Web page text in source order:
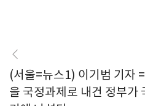
(서울=뉴스1) 이기범 기자
을 국정과제로 내건 정부가